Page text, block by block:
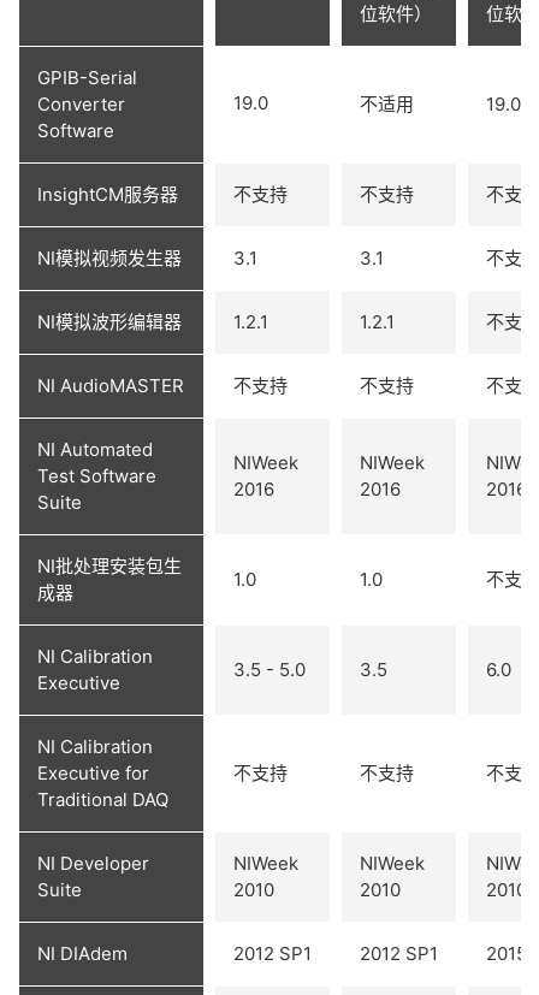
位软件）
位软
GPIB-Serial
Converter
Software
19.0 不适用 19.0
InsightCM服务器 不支持 不支持 不支持
NI模拟视频发生器 3.1 3.1 不支持
NI模拟波形编辑器 1.2.1 1.2.1 不支持
NI AudioMASTER 不支持 不支持 不支持
NI Automated
Test Software
Suite
NIWeek
2016
NIWeek
2016
2016
NI批处理安装包生
成器
1.0 1.0 不支持
NI Calibration
Executive
3.5 - 5.0 3.5 6.0
NI Calibration
Executive for
Traditional DAQ
不支持 不支持 不支持
NI Developer
Suite
NIWeek
2010
NIWeek
2010
2010
NI DIAdem 2012 SP1 2012 SP1 2015